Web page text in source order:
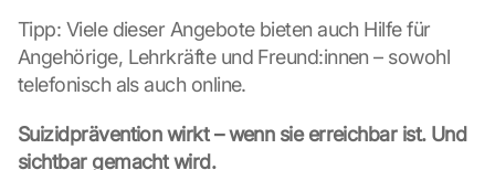
Tipp: Viele dieser Angebote bieten auch Hilfe für
Angehörige, Lehrkräfte und Freund:innen – sowohl
telefonisch als auch online.
Suizidprävention wirkt – wenn sie erreichbar ist. Und
sichtbar gemacht wird.
c
r
e
e
,
y